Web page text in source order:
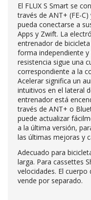
El FLUX S Smart se
través de ANT+ (FE-
pueda conectarse a
Apps y Zwift. La
entrenador de
forma independiente
resistencia sigue una
correspondiente a la
Acelerar significa un
intuitivos en el lateral
entrenador está
través de ANT+ o
puede actualizar
a la última versión,
las últimas mejoras y
Adecuado para
larga. Para cassettes
velocidades. El
vende por separado.